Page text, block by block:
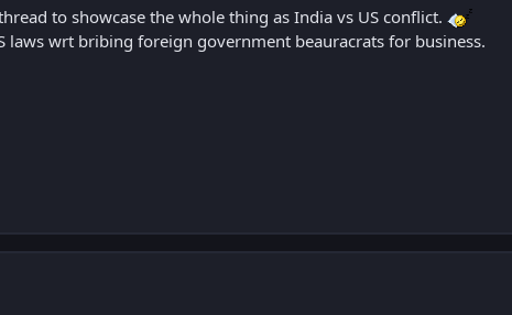
to showcase the whole thing as India vs US conflict.
laws wrt bribing foreign government beauracrats for business.